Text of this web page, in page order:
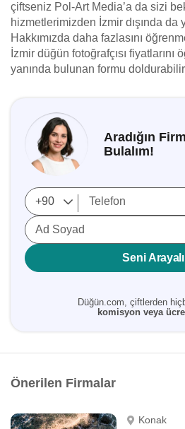
çiftseniz Pol-Art Media’a da sizi
hizmetlerimizden İzmir dışında
Hakkımızda daha fazlasını
İzmir düğün fotoğrafçısı fiyatlarını
yanında bulunan formu
Aradığın
Bulalım!
Ad Soyad
Seni
Düğün.com, çiftlerden
komisyon veya
Önerilen Firmalar
Konak